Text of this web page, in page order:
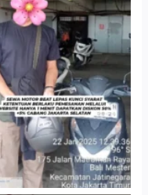
Cityplaza Jatinegara
Gedung Parkir P6A